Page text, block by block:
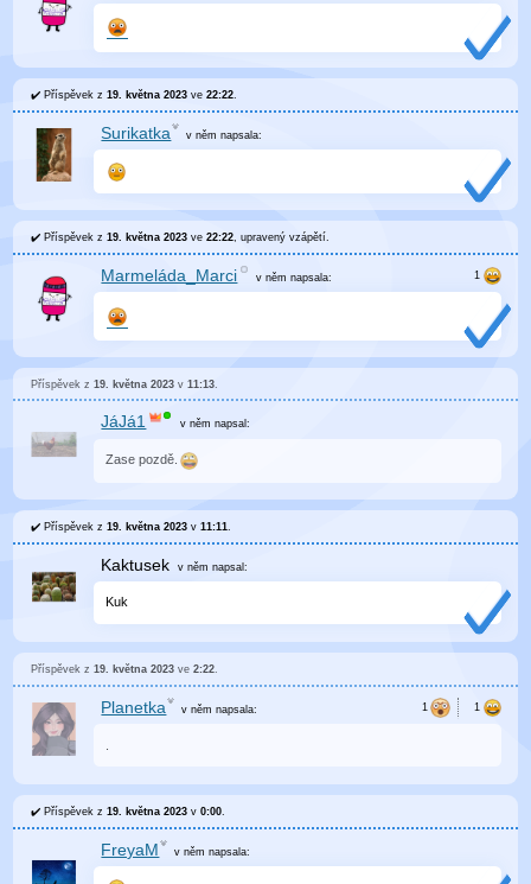
Příspěvek z19. května 2023 ve22:22.
Surikatka v něm napsala:
Příspěvek z19. května 2023 ve22:22, upravenývzápětí.
Marmeláda_Marci v němnapsala:
Příspěvek z19. května 2023 v11:13
JáJá1 v něm napsal:
Zase pozdě.
Příspěvek z19. května 2023 v11:11
Kaktusek v něm napsal:
Kuk
Příspěvek z19. května 2023 ve2:22.
Planetka v něm napsala:
Příspěvek z19. května 2023 v0:00.
FreyaM v něm napsala: